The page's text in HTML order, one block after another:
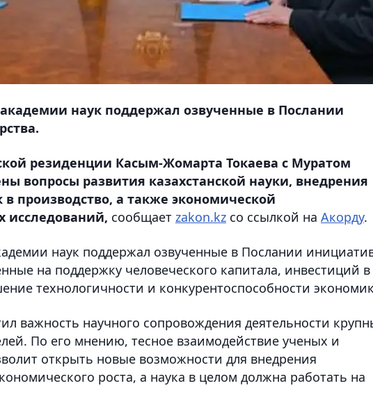
наук поддержал озвученные в Послании
резиденции Касым-Жомарта Токаева с Муратом
вопросы развития казахстанской науки, внедрения
в производство, а также экономической
исследований, сообщает zakon.kz со ссылкой на Акорду.
наук поддержал озвученные в Послании
на поддержку человеческого капитала, инвестиций в
технологичности и конкурентоспособности
важность научного сопровождения деятельности
По его мнению, тесное взаимодействие ученых и
открыть новые возможности для внедрения
роста, а наука в целом должна работать на